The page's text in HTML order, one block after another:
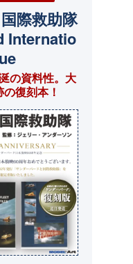
際救助隊
Internatio
の資料性。大
復刻本！